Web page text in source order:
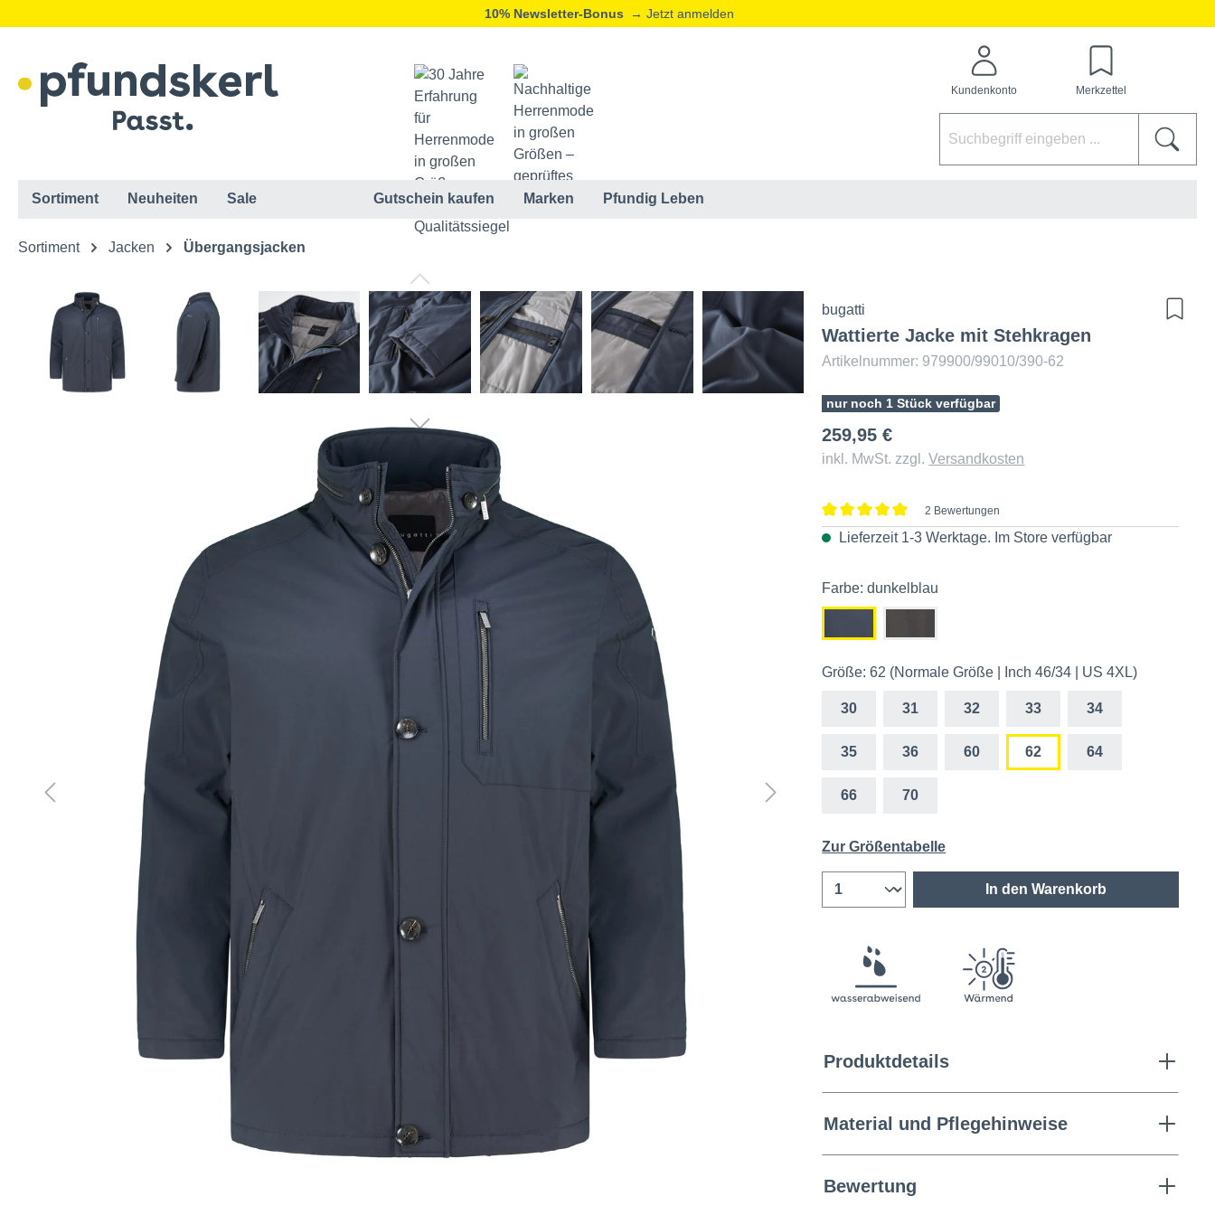
10% Newsletter-Bonus → Jetzt anmelden
Kundenkonto Merkzettel
Sortiment Neuheiten Sale Gutschein kaufen Marken Pfundig Leben
Sortiment Jacken Übergangsjacken
bugatti
Wattierte Jacke mit Stehkragen
Artikelnummer: 979900/99010/390-62
nur noch 1 Stück verfügbar
259,95 €
inkl. MwSt. zzgl.Versandkosten
Durchschnittliche Bewertung von 5 von 5 Sternen
2 Bewertungen
Lieferzeit 1-3 Werktage. Im Store verfügbar
Farbe: dunkelblau
Größe: 62 (Normale Größe | Inch 46/34 | US 4XL)
30 31 32 33 34
35 36 60 62 64
66 70
Zur Größentabelle
In den Warenkorb
Produktdetails
Material und Pflegehinweise
Bewertung